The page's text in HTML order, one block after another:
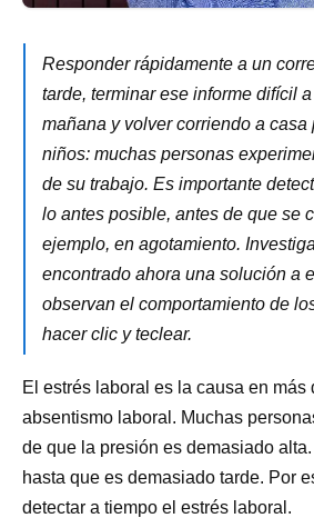
Responder rápidamente a un
tarde, terminar ese informe difícil
mañana y volver corriendo a casa
niños: muchas personas
de su trabajo. Es importante
lo antes posible, antes de que se
ejemplo, en agotamiento.
encontrado ahora una solución a
observan el comportamiento de
hacer clic y teclear.
El estrés laboral es la causa en más
absentismo laboral. Muchas
de que la presión es demasiado
hasta que es demasiado tarde. Por
detectar a tiempo el estrés laboral.